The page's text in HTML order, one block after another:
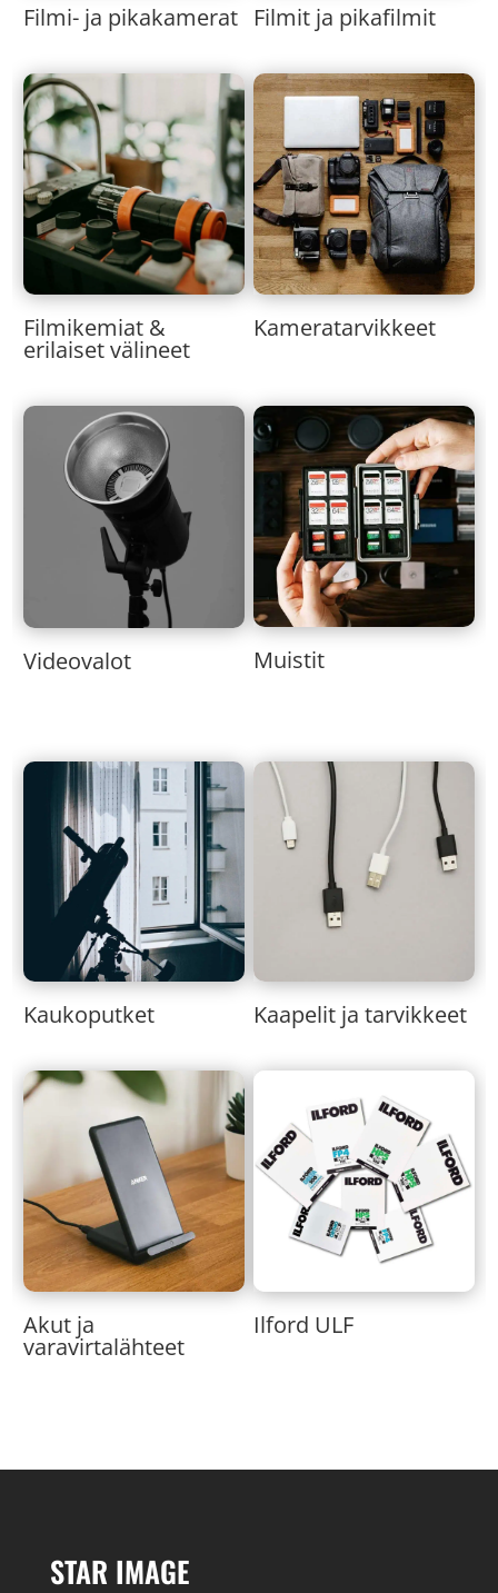
Filmi- ja pikakamerat Filmit ja pikafilmit
Filmikemiat &
erilaiset välineet
Kameratarvikkeet
Videovalot Muistit
Kaukoputket Kaapelit ja tarvikkeet
Akut ja
varavirtalähteet
Ilford ULF
STAR IMAGE